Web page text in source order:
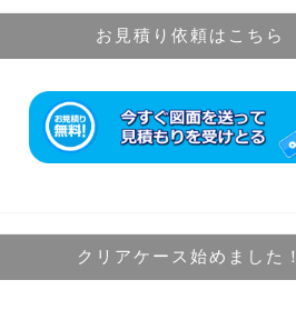
お見積り依頼はこちら
クリアケース始めました！